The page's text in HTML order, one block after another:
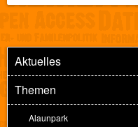
Aktuelles
Themen
Alaunpark